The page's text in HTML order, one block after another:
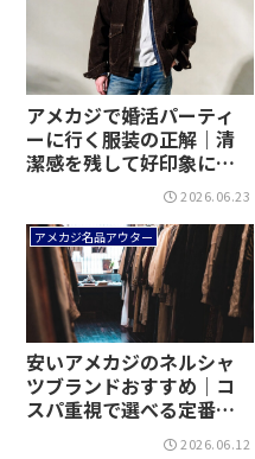
アメカジで婚活パーティ
ーに行く服装の正解｜清
潔感を残して好印象に近
2026.06.23
アメカジ名品アウター
安いアメカジのネルシャ
ツブランドおすすめ｜コ
スパ重視で選べる定番を
2026.06.12